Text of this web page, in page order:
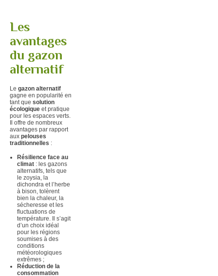
Les
avantages
du gazon
alternatif
Le gazon alternatif
gagne en popularité en
tant que solution
écologique et pratique
pour les espaces verts.
Il offre de nombreux
avantages par rapport
aux pelouses
traditionnelles :
Résilience face au
climat : les gazons
alternatifs, tels que
le zoysia, la
dichondra et l’herbe
à bison, tolèrent
bien la chaleur, la
sécheresse et les
fluctuations de
température. Il s’agit
d’un choix idéal
pour les régions
soumises à des
conditions
météorologiques
extrêmes ;
Réduction de la
consommation